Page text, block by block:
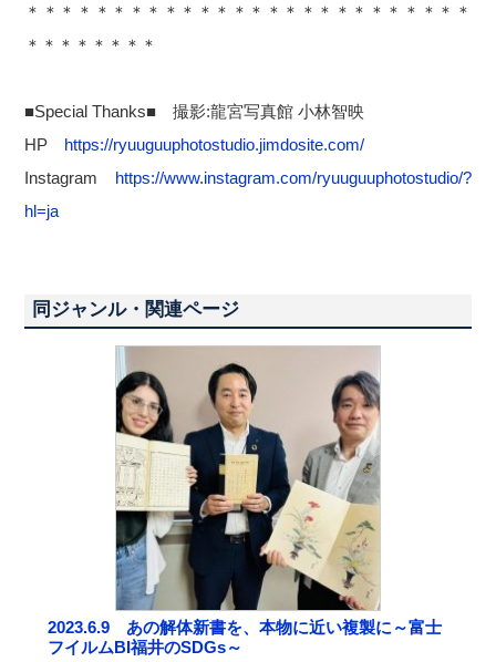
＊＊＊＊＊＊＊＊＊＊＊＊＊＊＊＊＊＊＊＊＊＊＊＊＊＊
＊＊＊＊＊＊＊＊
■Special Thanks■ 撮影:龍宮写真館 小林智映
HP https://ryuuguuphotostudio.jimdosite.com/
Instagram https://www.instagram.com/ryuuguuphotostudio/?
hl=ja
同ジャンル・関連ページ
2023.6.9 あの解体新書を、本物に近い複製に～富士
フイルムBI福井のSDGs～